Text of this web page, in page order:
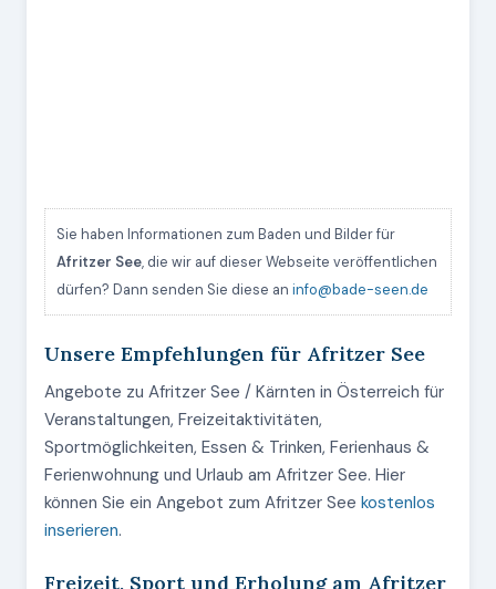
Sie haben Informationen zum Baden und Bilder für
Afritzer See, die wir auf dieser Webseite veröffentlichen
dürfen? Dann senden Sie diese an info@bade-seen.de
Unsere Empfehlungen für Afritzer See
Angebote zu Afritzer See / Kärnten in Österreich für
Veranstaltungen, Freizeitaktivitäten,
Sportmöglichkeiten, Essen & Trinken, Ferienhaus &
Ferienwohnung und Urlaub am Afritzer See. Hier
können Sie ein Angebot zum Afritzer See kostenlos
inserieren.
Freizeit, Sport und Erholung am Afritzer